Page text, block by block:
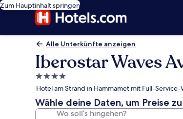
Zum Hauptinhalt springen
Alle Unterkünfte anzeigen
Iberostar Waves
4.0-
Sterne-
Unterkunft
Hotel am Strand in Hammamet mit Full-
Wähle deine Daten, um Preise
Wo soll’s hingehen?